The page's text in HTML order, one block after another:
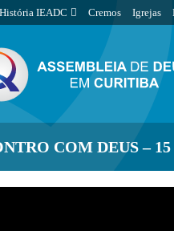
História IEADC Cremos Igrejas
COM DEUS – 15